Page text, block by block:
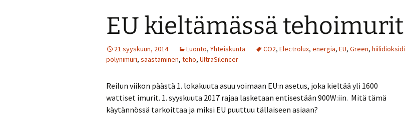
EU kieltämässä tehoimurit
21 syyskuun, 2014 Luonto, Yhteiskunta CO2, Electrolux, energia, EU, Green, hiilidioksidi
pölynimuri, säästäminen, teho, UltraSilencer
Reilun viikon päästä 1. lokakuuta asuu voimaan EU:n asetus, joka kieltää yli 1600
wattiset imurit. 1. syyskuuta 2017 rajaa lasketaan entisestään 900W:iin. Mitä tämä
käytännössä tarkoittaa ja miksi EU puuttuu tällaiseen asiaan?